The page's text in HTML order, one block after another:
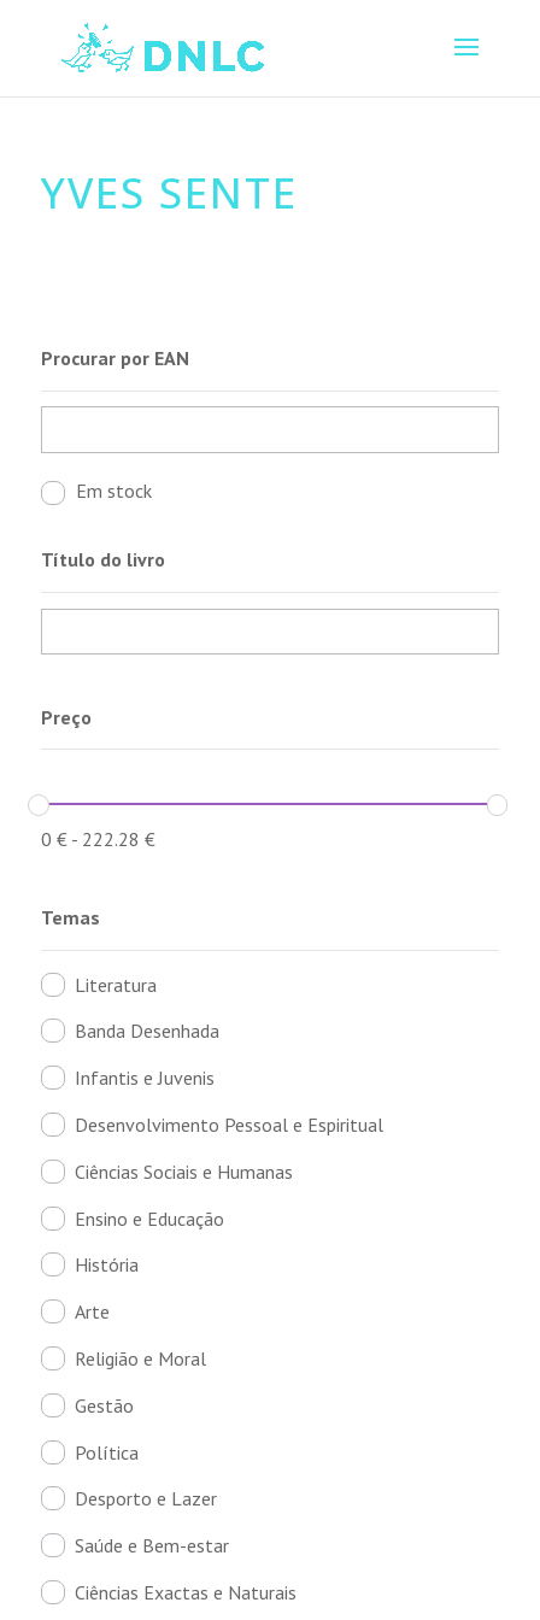
YVES SENTE
Procurar por EAN
Em stock
Título do livro
Preço
0 €- 222.28 €
Temas
Literatura
Banda Desenhada
Infantis e Juvenis
Desenvolvimento Pessoal e Espiritual
Ciências Sociais e Humanas
Ensino e Educação
História
Arte
Religião e Moral
Gestão
Política
Desporto e Lazer
Saúde e Bem-estar
Ciências Exactas e Naturais